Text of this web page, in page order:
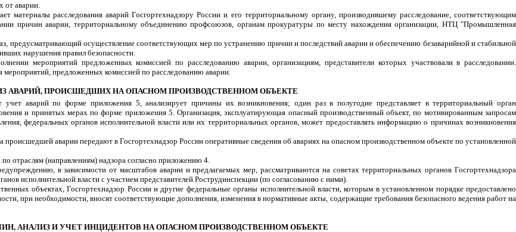
от аварии.
материалы расследования аварий Госгортехнадзору России и его территориальному органу, производившему расследование, соответствующим
причин аварии, территориальному объединению профсоюзов, органам прокуратуры по месту нахождения организации, НТЦ "Промышленная
предусматривающий осуществление соответствующих мер по устранению причин и последствий аварии и обеспечению безаварийной и стабильной
нарушения правил безопасности.
мероприятий предложенных комиссией по расследованию аварии, организациям, представители которых участвовали в расследовании.
мероприятий, предложенных комиссией по расследованию аварии.
АВАРИЙ, ПРОИСШЕДШИХ НА ОПАСНОМ ПРОИЗВОДСТВЕННОМ ОБЪЕКТЕ
учет аварий по форме приложения 5, анализирует причины их возникновения; один раз в полугодие представляет в территориальный орган
и принятых мерах по форме приложения 5. Организация, эксплуатирующая опасный производственный объект, по мотивированным запросам
федеральных органов исполнительной власти или их территориальных органов, может предоставлять информацию о причинах возникновения
аварии передают в Госгортехнадзор России оперативные сведения об авариях на опасном производственном объекте по установленной
отраслям (направлениям) надзора согласно приложению 4.
в зависимости от масштабов аварии и предлагаемых мер, рассматриваются на советах территориальных органов Госгортехнадзора
исполнительной власти с участием представителей Рострудинспекции (по согласованию с ними).
объектах, Госгортехнадзор России и другие федеральные органы исполнительной власти, которым в установленном порядке предоставлено
при необходимости, вносят соответствующие дополнения, изменения в нормативные акты, содержащие требования безопасного ведения работ на
АНАЛИЗ И УЧЕТ ИНЦИДЕНТОВ НА ОПАСНОМ ПРОИЗВОДСТВЕННОМ ОБЪЕКТЕ